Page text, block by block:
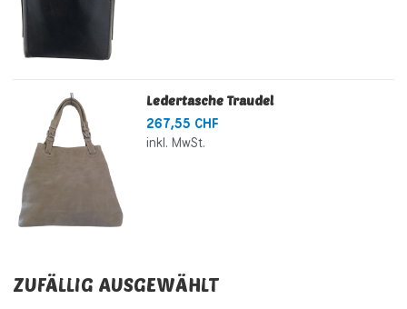
Ledertasche Traudel
267,55 CHF
inkl. MwSt.
ZUFÄLLIG AUSGEWÄHLT